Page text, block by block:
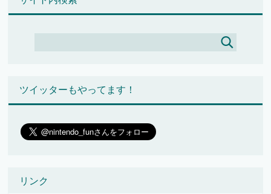
ツイッターもやってます！
リンク